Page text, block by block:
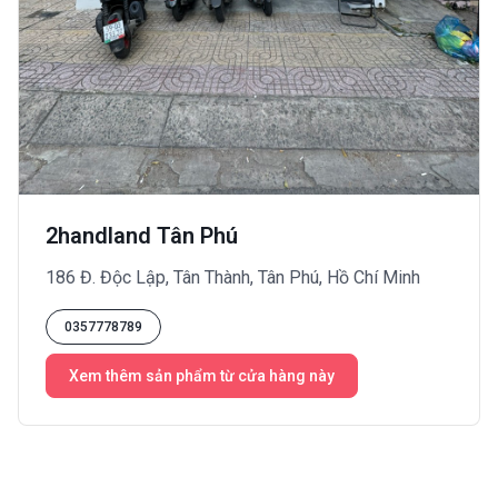
2handland Tân Phú
186 Đ. Độc Lập, Tân Thành, Tân Phú, Hồ Chí Minh
0357778789
Xem thêm sản phẩm từ cửa hàng này